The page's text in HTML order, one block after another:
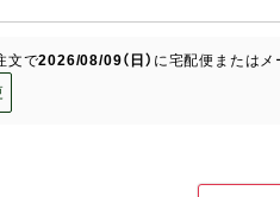
必
)
文で2026/08/09（日） に宅配便またはメ